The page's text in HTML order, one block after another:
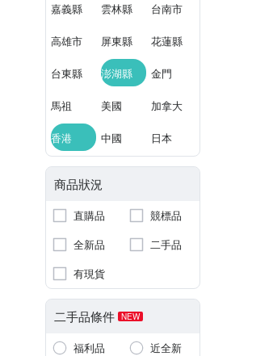
嘉義縣 雲林縣 台南市
高雄市 屏東縣 花蓮縣
台東縣 澎湖縣 金門
馬祖 美國 加拿大
香港 中國 日本
商品狀況
直購品
競標品
全新品
二手品
有現貨
二手品條件 NEW
福利品
近全新